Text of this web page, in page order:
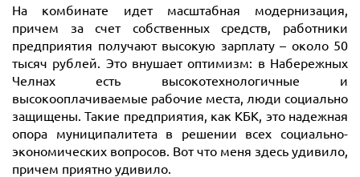
На комбинате идет масштабная модернизация,
причем за счет собственных средств, работники
предприятия получают высокую зарплату – около 50
тысяч рублей. Это внушает оптимизм: в Набережных
Челнах есть высокотехнологичные и
высокооплачиваемые рабочие места, люди социально
защищены. Такие предприятия, как КБК, это надежная
опора муниципалитета в решении всех социально-
экономических вопросов. Вот что меня здесь удивило,
причем приятно удивило.